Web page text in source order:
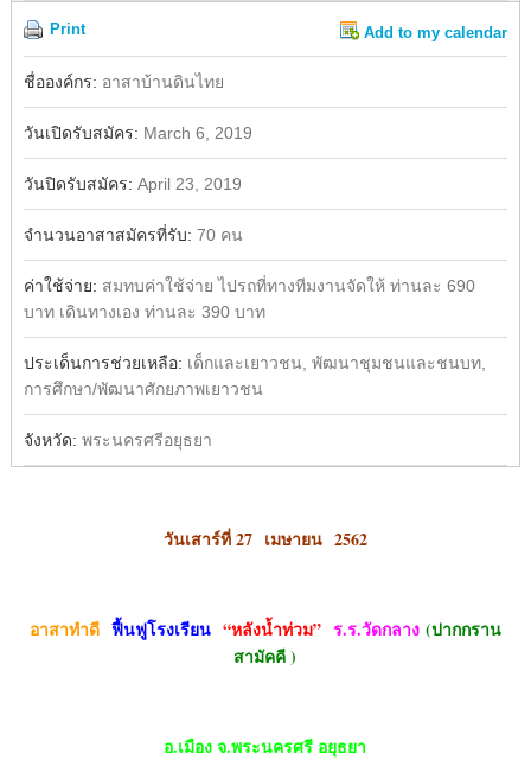
Print Add to my calendar
Facebook
ชื่อองค์กร: อาสาบ้านดินไทย
วันเปิดรับสมัคร: March 6, 2019
วันปิดรับสมัคร: April 23, 2019
จำนวนอาสาสมัครที่รับ: 70 คน
ค่าใช้จ่าย: สมทบค่าใช้จ่าย ไปรถที่ทางทีมงานจัดให้ ท่านละ 690
บาท เดินทางเอง ท่านละ 390 บาท
ประเด็นการช่วยเหลือ: เด็กและเยาวชน, พัฒนาชุมชนและชนบท,
การศึกษา/พัฒนาศักยภาพเยาวชน
จังหวัด: พระนครศรีอยุธยา
วันเสาร์ที่ 27 เมษายน 2562
อาสาทำดี ฟื้นฟูโรงเรียน “หลังน้ำท่วม” ร.ร.วัดกลาง (ปากกราน
สามัคคี )
อ.เมือง จ.พระนครศรี อยุธยา